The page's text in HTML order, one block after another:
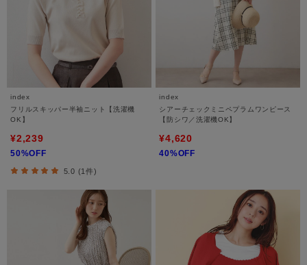
index
フリルスキッパー半袖ニット【洗濯機
OK】
¥2,239
50%OFF
5.0 (1件)
index
シアーチェックミニペプラムワンピース
【防シワ／洗濯機OK】
¥4,620
40%OFF